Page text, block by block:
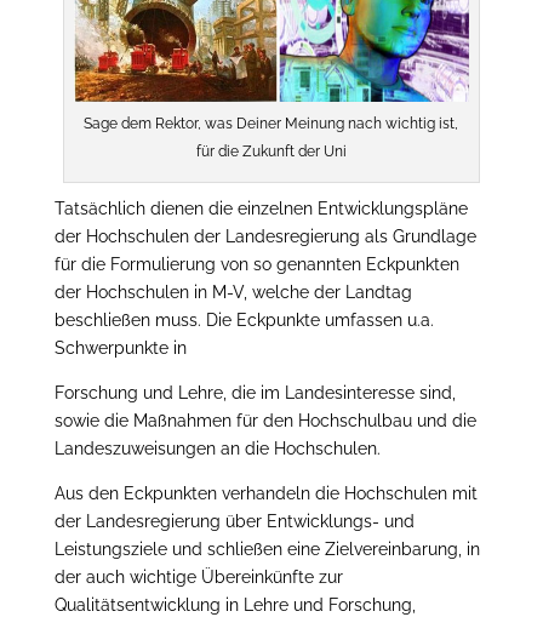
Sage dem Rektor, was Deiner Meinung nach wichtig ist,
für die Zukunft der Uni
Tatsächlich dienen die einzelnen Entwicklungspläne
der Hochschulen der Landesregierung als Grundlage
für die Formulierung von so genannten Eckpunkten
der Hochschulen in M-V, welche der Landtag
beschließen muss. Die Eckpunkte umfassen u.a.
Schwerpunkte in
Forschung und Lehre, die im Landesinteresse sind,
sowie die Maßnahmen für den Hochschulbau und die
Landeszuweisungen an die Hochschulen.
Aus den Eckpunkten verhandeln die Hochschulen mit
der Landesregierung über Entwicklungs- und
Leistungsziele und schließen eine Zielvereinbarung, in
der auch wichtige Übereinkünfte zur
Qualitätsentwicklung in Lehre und Forschung,